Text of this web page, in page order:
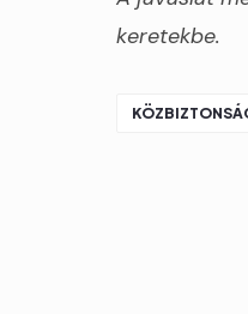
keretekbe.